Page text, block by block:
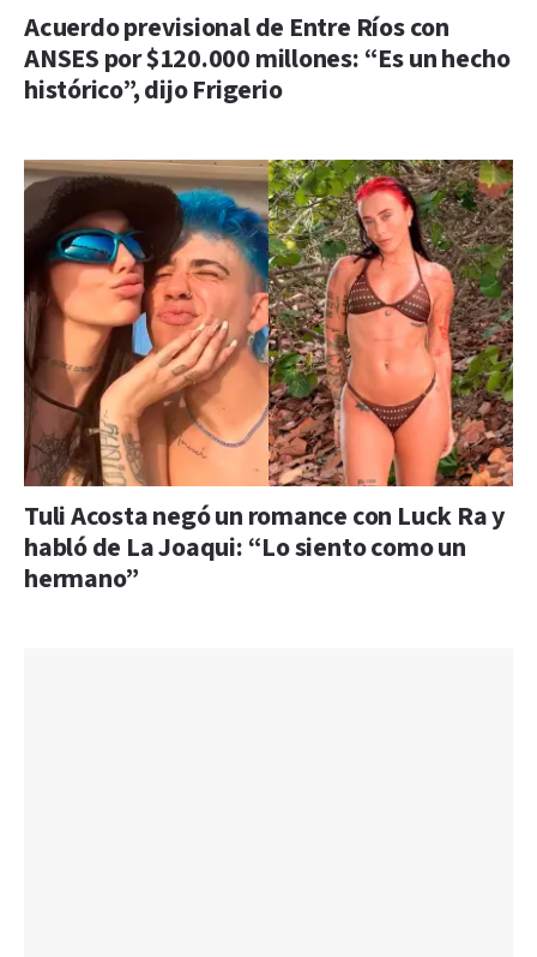
Acuerdo previsional de Entre Ríos con
ANSES por $120.000 millones: “Es un hecho
histórico”, dijo Frigerio
Tuli Acosta negó un romance con Luck Ra y
habló de La Joaqui: “Lo siento como un
hermano”